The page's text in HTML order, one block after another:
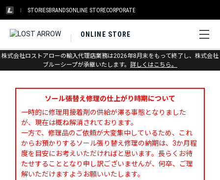
STORIESBRANDSONLINE STORECORPORATE
ONLINE STORE
株式会社ロストアローの輸入代理店業務は2026年8月末をもって終了し、株式会社
ブルーシープが承継いたします。 詳しくはこちら。
お問い合わせ
ソール張替え修理の仕上がり時期について
一時的に修理用接着剤の供給が滞る事態となりました
が、現在は概ね解消されております。
一方で、修理品のご依頼が大変集中しているため、これ
からお預かりするソール張り替え修理の納期は、3か月程
度を目安にお考えいただければと思います。長らくお待
たせすることとなり申し訳ございませんが、何卒、ご理
解いただけますようお願いいたします。